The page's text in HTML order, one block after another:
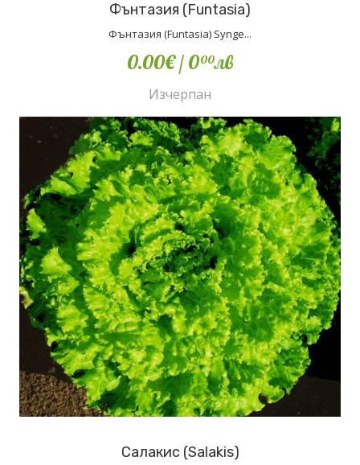
Фънтазия (Funtasia)
Фънтазия (Funtasia) Synge...
0.00€/ 000лв
Изчерпан
Салакис (Salakis)